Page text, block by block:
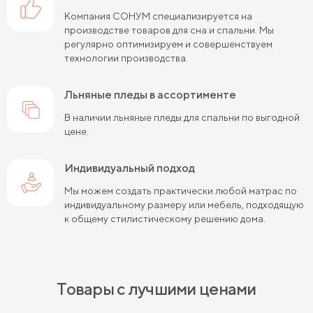
Компания СОНУМ специализируется на
производстве товаров для сна и спальни. Мы
регулярно оптимизируем и совершенствуем
технологии производства.
льняные пледы в ассортименте
В наличии льняные пледы для спальни по выгодной
цене.
Индивидуальный подход
Мы можем создать практически любой матрас по
индивидуальному размеру или мебель, подходящую
к общему стилистическому решению дома.
Товары с лучшими ценами